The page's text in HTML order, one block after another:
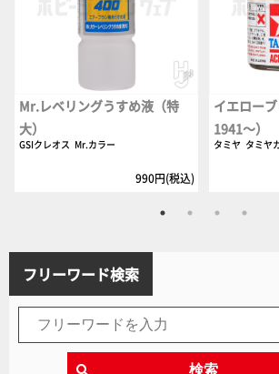
Mr.レベリングうすめ液（特
大）
GSIクレオス Mr.カラー
990円(税込)
イエロー
1941～）
タミヤ タミヤ
フリーワード検索
検索